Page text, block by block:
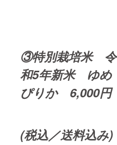
③特別栽培米 令
和5年新米 ゆめ
ぴりか 6,000円
(税込／送料込み)